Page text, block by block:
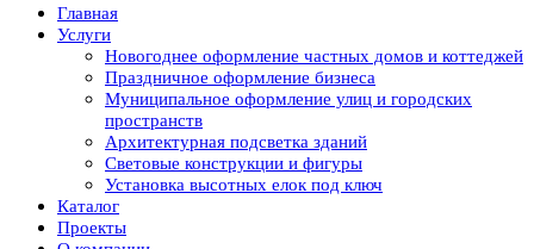
Главная
Услуги
Новогоднее оформление частных домов и коттеджей
Праздничное оформление бизнеса
Муниципальное оформление улиц и городских
пространств
Архитектурная подсветка зданий
Световые конструкции и фигуры
Установка высотных елок под ключ
Каталог
Проекты